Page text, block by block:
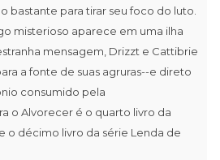
bastante para tirar seu foco do luto.
misterioso aparece em uma ilha
mensagem, Drizzt e Cattibrie
a fonte de suas agruras--e direto
consumido pela
o Alvorecer é o quarto livro da
o décimo livro da série Lenda de